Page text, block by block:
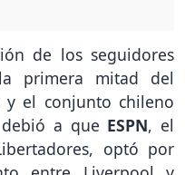
de los seguidores
primera mitad del
y el conjunto chileno
a que ESPN, el
optó por